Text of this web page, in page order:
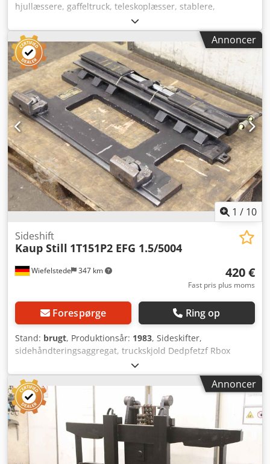
hjullæssere, gaffeltruck, teleskoplæsser, stablere,
drejeapparat, gaffeltruck-rotator -Producent: Stabau,
gaffeltruck-rotator, drejeapparat 360° med kontinuerlig
rotation Dkedpfjzkg U Hsx Akxjr -Type: Desværre uden
typebetegnelse -Løftekapacitet: ca. 2.500 kg -
Monteringsmål: se billeder -Dimensioner: 1050/205/H755
mm -Vægt: 353 kg
Annoncer
1 / 10
Wiefelstede 347 km
Sideshift
Kaup Still 1T151P2 EFG 1.5/5004
420 €
Fast pris plus moms
Forespørge Ring op
Stand: brugt, Produktionsår: 1983, Sideskifter,
sidehåndteringsaggregat, truckskjold Dedpfetzf Rbox
Akxokr - Fabrikat: Kaup, sideskifter type 1T151P2 fra
gaffeltruck Still EFG 1.5/5004 - Bæreevne: 1600 kg -
Fremspring: 67 mm - Dimensioner: 950/100/H600 mm -
Egenvægt: 78 kg
Annoncer